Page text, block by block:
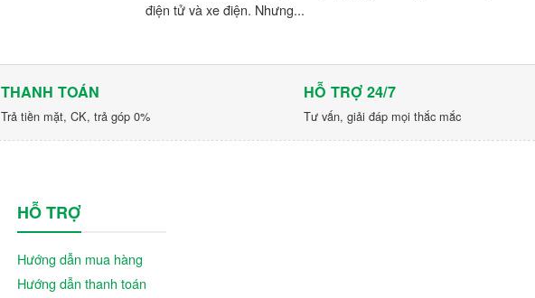
điện tử và xe điện. Nhưng...
THANH TOÁN
Trả tiền mặt, CK, trả góp 0%
HỖ TRỢ 24/7
Tư vấn, giải đáp mọi thắc mắc
HỖ TRỢ
Hướng dẫn mua hàng
Hướng dẫn thanh toán